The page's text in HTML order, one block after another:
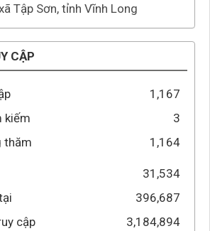
Tập Sơn, tỉnh Vĩnh Long
CẬP
1,167
kiếm
3
thăm
1,164
31,534
396,687
cập
3,184,894